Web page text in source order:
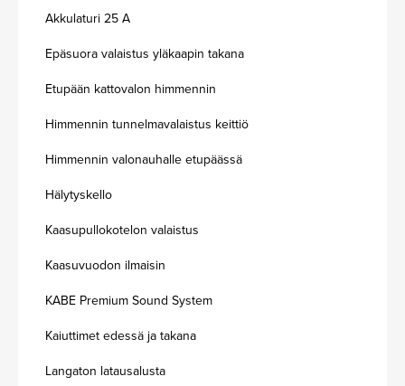
Akkulaturi 25 A
Epäsuora valaistus yläkaapin takana
Etupään kattovalon himmennin
Himmennin tunnelmavalaistus keittiö
Himmennin valonauhalle etupäässä
Hälytyskello
Kaasupullokotelon valaistus
Kaasuvuodon ilmaisin
KABE Premium Sound System
Kaiuttimet edessä ja takana
Langaton latausalusta